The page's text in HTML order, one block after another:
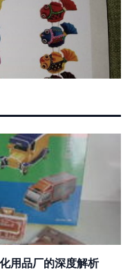
用品厂的深度解析